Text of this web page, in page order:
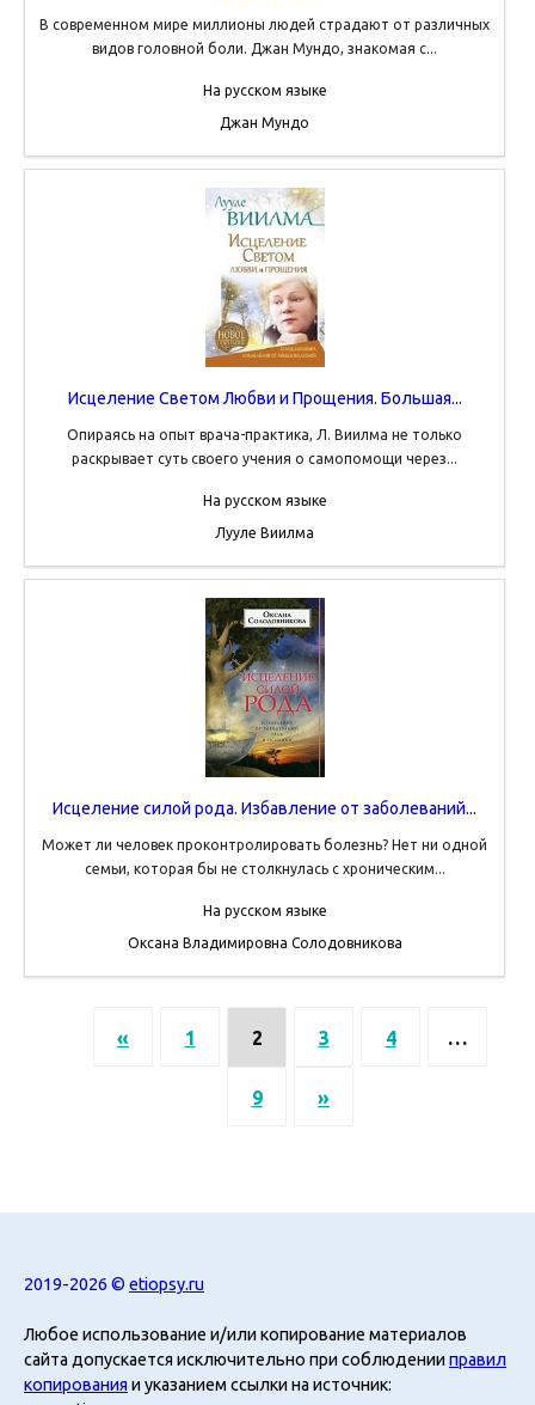
В современном мире миллионы людей страдают от различных
видов головной боли. Джан Мундо, знакомая с...
На русском языке
Джан Мундо
Исцеление Светом Любви и Прощения. Большая...
Опираясь на опыт врача-практика, Л. Виилма не только
раскрывает суть своего учения о самопомощи через...
На русском языке
Лууле Виилма
Исцеление силой рода. Избавление от заболеваний...
Может ли человек проконтролировать болезнь? Нет ни одной
семьи, которая бы не столкнулась с хроническим...
На русском языке
Оксана Владимировна Солодовникова
« 1 2 3 4 …
9 »
2019-2026 © etiopsy.ru
Любое использование и/или копирование материалов
сайта допускается исключительно при соблюденииправил
копирования и указанием ссылки на источник: